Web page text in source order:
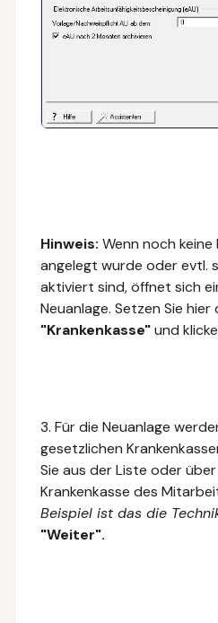
Hinweis: Wenn noch keine
angelegt wurde oder evtl.
aktiviert sind, öffnet sich
Neuanlage. Setzen Sie hier
"Krankenkasse"und
3. Für die Neuanlage
gesetzlichen
Sie aus der Liste oder
Krankenkasse des
Beispiel ist das die
"Weiter".